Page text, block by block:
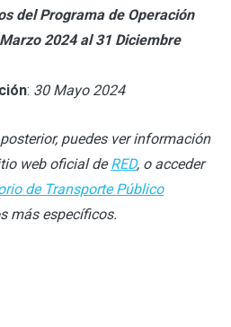
del Programa de Operación
2024 al 31 Diciembre
: 30 Mayo 2024
puedes ver información
web oficial deRED, o acceder
de Transporte Público
más específicos.